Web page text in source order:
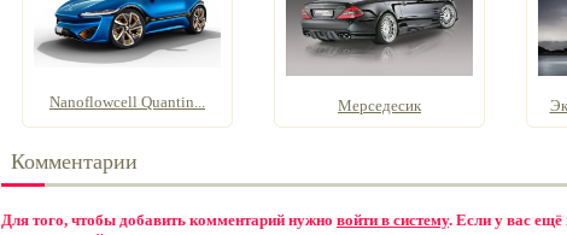
Nanoflowcell Quantin... Мерседесик
Комментарии
Для того, чтобы добавить комментарий нужно войти в систему. Если у вас ещё